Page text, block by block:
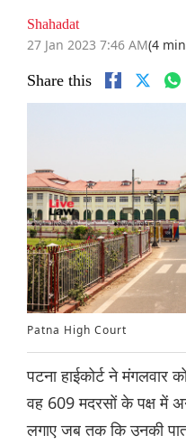
Shahadat
27 Jan 2023 7:46 AM(4
Share this
Patna High Court
पटना हाईकोर्ट ने मंगलवार
वह 609 मदरसों के पक्ष में
लगाए जब तक कि उनकी